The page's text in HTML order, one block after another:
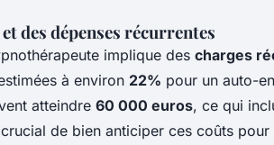
des dépenses récurrentes
implique des charges
à environ 22% pour un auto-
atteindre 60 000 euros, ce qui
de bien anticiper ces coûts pour